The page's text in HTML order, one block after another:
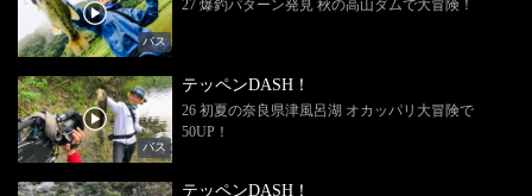
バス
27 爆釣パターン発見 秋の高山ダムで大冒険！
バス
テッペンDASH！
26 初夏の奈良県津風呂湖 オカッパリ大冒険で
50UP！
テッペンDASH！